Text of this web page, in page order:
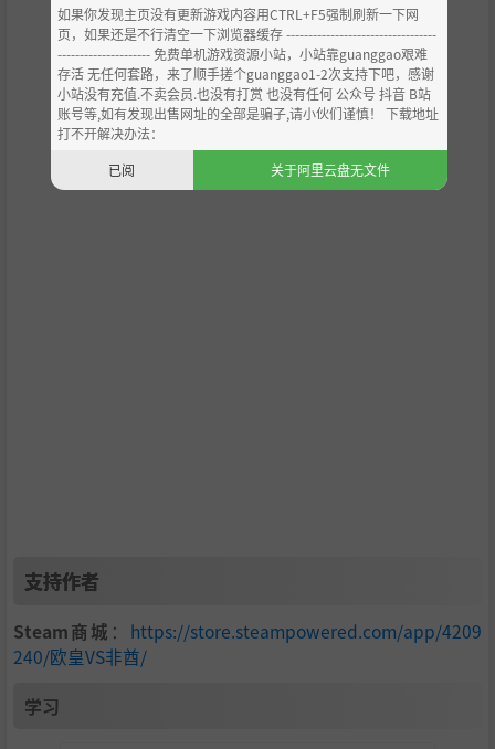
好玩不累，不废手也不废脑，爽抽就对了！更有“天命”和
“宿命”级英雄，等待欧皇中的王者去引领！
支持作者
Steam商城 ： https://store.steampowered.com/app/4209
240/欧皇VS非酋/
学习
如果你发现主页没有更新游戏内容用CTRL+F5强制刷新一下网
页，如果还是不行清空一下浏览器缓存 ----------------------------------
--------------------- 免费单机游戏资源小站，小站靠guanggao艰难
存活 无任何套路，来了顺手搓个guanggao1-2次支持下吧，感谢
小站没有充值.不卖会员.也没有打赏 也没有任何 公众号 抖音 B站
账号等,如有发现出售网址的全部是骗子,请小伙们谨慎！ 下载地址
打不开解决办法：
已阅
关于阿里云盘无文件